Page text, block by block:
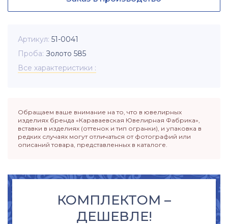
Артикул 51-0041
Проба Золото 585
Все характеристики
Обращаем ваше внимание на то, что в ювелирных
изделиях бренда «Караваевская Ювелирная Фабрика»,
вставки в изделиях (оттенок и тип огранки), и упаковка в
редких случаях могут отличаться от фотографий или
описаний товара, представленных в каталоге.
КОМПЛЕКТОМ –
ДЕШЕВЛЕ!